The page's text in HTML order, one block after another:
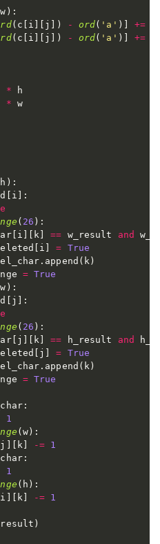
w ) :
( c i j ) - ord( 'a' ) +=
( c i j ) - ord( 'a' ) +=
* h
* w
h ) :
i
:
( 26 ) :
[ i k == w_result and
i = True
. append ( k )
= True
w ) :
j
:
( 26 ) :
[ j k == h_result and
j = True
. append ( k )
= True
:
1
( w) :
j k -= 1
:
1
( h ) :
i k -= 1
)